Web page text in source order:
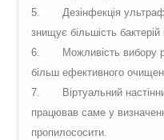
5.
Дезінфекція
знищує більшість бактерій
6.
Можливість вибору
більш ефективного
7.
Віртуальний
працював саме у
пропилососити.